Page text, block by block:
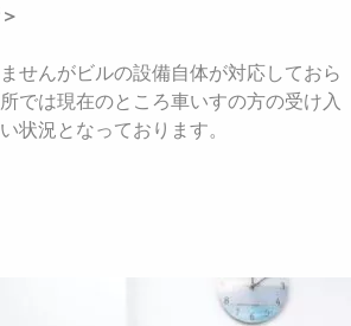
せんがビルの設備自体が対応しておら
では現在のところ車いすの方の受け入
状況となっております。